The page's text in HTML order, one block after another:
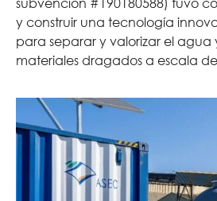
y construir una tecnología
para separar y valorizar el agua
materiales dragados a escala